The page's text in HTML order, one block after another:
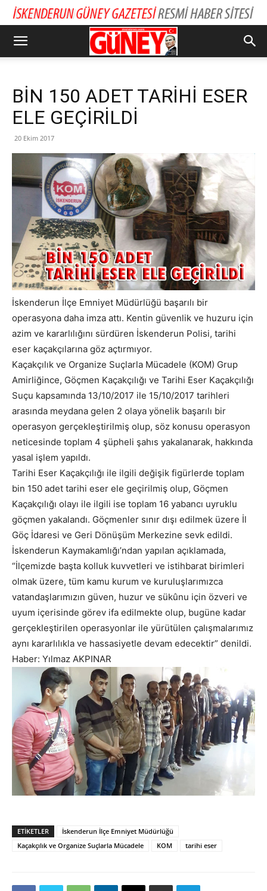
BİN 150 ADET TARİHİ ESER
ELE GEÇİRİLDİ
20 Ekim 2017
İskenderun İlçe Emniyet Müdürlüğü başarılı bir
operasyona daha imza attı. Kentin güvenlik ve huzuru için
azim ve kararlılığını sürdüren İskenderun Polisi, tarihi
eser kaçakçılarına göz açtırmıyor.
Kaçakçılık ve Organize Suçlarla Mücadele (KOM) Grup
Amirliğince, Göçmen Kaçakçılığı ve Tarihi Eser Kaçakçılığı
Suçu kapsamında 13/10/2017 ile 15/10/2017 tarihleri
arasında meydana gelen 2 olaya yönelik başarılı bir
operasyon gerçekleştirilmiş olup, söz konusu operasyon
neticesinde toplam 4 şüpheli şahıs yakalanarak, hakkında
yasal işlem yapıldı.
Tarihi Eser Kaçakçılığı ile ilgili değişik figürlerde toplam
bin 150 adet tarihi eser ele geçirilmiş olup, Göçmen
Kaçakçılığı olayı ile ilgili ise toplam 16 yabancı uyruklu
göçmen yakalandı. Göçmenler sınır dışı edilmek üzere İl
Göç İdaresi ve Geri Dönüşüm Merkezine sevk edildi.
İskenderun Kaymakamlığı’ndan yapılan açıklamada,
“İlçemizde başta kolluk kuvvetleri ve istihbarat birimleri
olmak üzere, tüm kamu kurum ve kuruluşlarımızca
vatandaşlarımızın güven, huzur ve sükûnu için özveri ve
uyum içerisinde görev ifa edilmekte olup, bugüne kadar
gerçekleştirilen operasyonlar ile yürütülen çalışmalarımız
aynı kararlılıkla ve hassasiyetle devam edecektir” denildi.
Haber: Yılmaz AKPINAR
ETIKETLER
İskenderun İlçe Emniyet Müdürlüğü
Kaçakçılık ve Organize Suçlarla Mücadele
KOM tarihi eser